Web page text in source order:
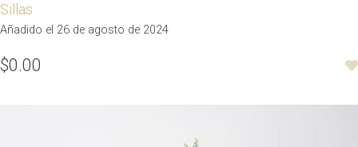
Sillas
Añadido el 26 de agosto de 2024
$0.00